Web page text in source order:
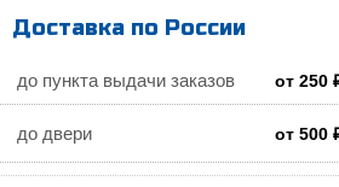
Доставка по России
до пункта выдачи заказов от 250
до двери от 500